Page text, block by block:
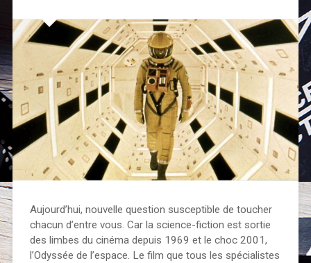
Aujourd’hui, nouvelle question susceptible de toucher
chacun d’entre vous. Car la science-fiction est sortie
des limbes du cinéma depuis 1969 et le choc 2001,
l’Odyssée de l’espace. Le film que tous les spécialistes